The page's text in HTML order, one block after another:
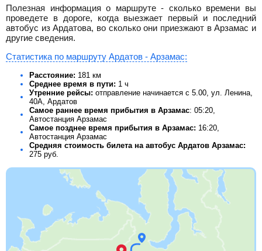
Полезная информация о маршруте - сколько времени вы
проведете в дороге, когда выезжает первый и последний
автобус из Ардатова, во сколько они приезжают в Арзамас и
другие сведения.
Статистика по маршруту Ардатов - Арзамас:
Расстояние: 181 км
Среднее время в пути: 1 ч
Утренние рейсы: отправление начинается с 5.00, ул. Ленина,
40А, Ардатов
Самое раннее время прибытия в Арзамас: 05:20,
Автостанция Арзамас
Самое позднее время прибытия в Арзамас: 16:20,
Автостанция Арзамас
Средняя стоимость билета на автобус Ардатов Арзамас:
275 руб.